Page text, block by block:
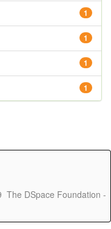
1
1
1
1
The DSpace Foundation -